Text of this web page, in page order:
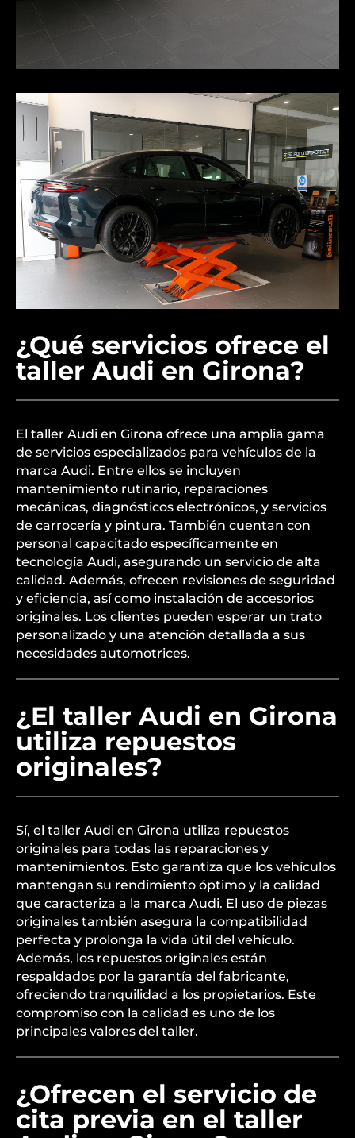
¿Qué servicios ofrece el
taller Audi en Girona?
El taller Audi en Girona ofrece una amplia gama
de servicios especializados para vehículos de la
marca Audi. Entre ellos se incluyen
mantenimiento rutinario, reparaciones
mecánicas, diagnósticos electrónicos, y servicios
de carrocería y pintura. También cuentan con
personal capacitado específicamente en
tecnología Audi, asegurando un servicio de alta
calidad. Además, ofrecen revisiones de seguridad
y eficiencia, así como instalación de accesorios
originales. Los clientes pueden esperar un trato
personalizado y una atención detallada a sus
necesidades automotrices.
¿El taller Audi en Girona
utiliza repuestos
originales?
Sí, el taller Audi en Girona utiliza repuestos
originales para todas las reparaciones y
mantenimientos. Esto garantiza que los vehículos
mantengan su rendimiento óptimo y la calidad
que caracteriza a la marca Audi. El uso de piezas
originales también asegura la compatibilidad
perfecta y prolonga la vida útil del vehículo.
Además, los repuestos originales están
respaldados por la garantía del fabricante,
ofreciendo tranquilidad a los propietarios. Este
compromiso con la calidad es uno de los
principales valores del taller.
¿Ofrecen el servicio de
cita previa en el taller